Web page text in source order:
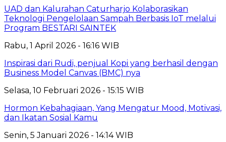
UAD dan Kalurahan Caturharjo Kolaborasikan
Teknologi Pengelolaan Sampah Berbasis IoT melalui
Program BESTARI SAINTEK
Rabu, 1 April 2026 - 16:16 WIB
Inspirasi dari Rudi, penjual Kopi yang berhasil dengan
Business Model Canvas (BMC) nya
Selasa, 10 Februari 2026 - 15:15 WIB
Hormon Kebahagiaan, Yang Mengatur Mood, Motivasi,
dan Ikatan Sosial Kamu
Senin, 5 Januari 2026 - 14:14 WIB